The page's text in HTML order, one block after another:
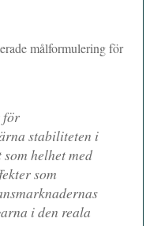
målformulering för
för
stabiliteten i
helhet med
som
i den reala